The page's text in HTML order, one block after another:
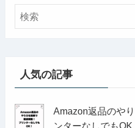
人気の記事
Amazon返品のや
ンターなしでもOK